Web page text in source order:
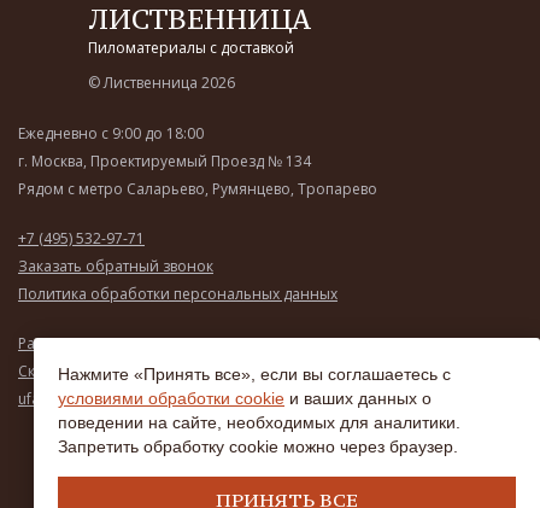
ЛИСТВЕННИЦА
Пиломатериалы с доставкой
© Лиственница 2026
Ежедневно с 9:00 до 18:00
г. Москва, Проектируемый Проезд № 134
Рядом с метро Саларьево, Румянцево, Тропарево
+7 (495) 532-97-71
Заказать обратный звонок
Политика обработки персональных данных
Рассчитать стоимость
Скачать прайс-лист
ufasanko@mail.ru
Разработка и продвижение
Нажмите «Принять все», если вы соглашаетесь с
условиями обработки cookie и ваших данных о
поведении на сайте, необходимых для аналитики.
Запретить обработку cookie можно через браузер.
ПРИНЯТЬ ВСЕ